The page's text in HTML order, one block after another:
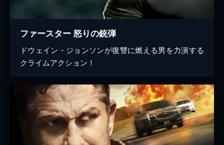
ファースター 怒りの銃弾
ドウェイン・ジョンソンが復讐に燃える男を力演する
クライムアクション！